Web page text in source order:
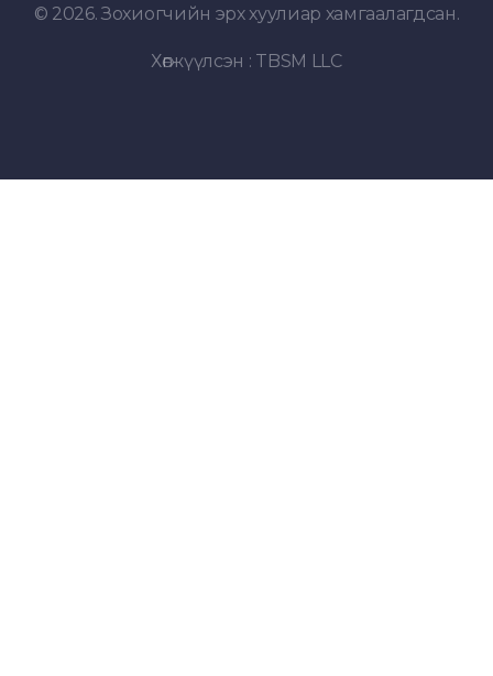
© 2026. Зохиогчийн эрх хуулиар хамгаалагдсан.
Хөгжүүлсэн : TBSM LLC